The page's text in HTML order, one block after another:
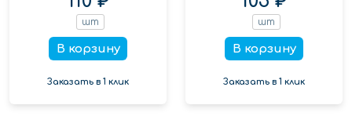
шт
В корзину
Заказать в 1 клик
шт
В корзину
Заказать в 1 клик